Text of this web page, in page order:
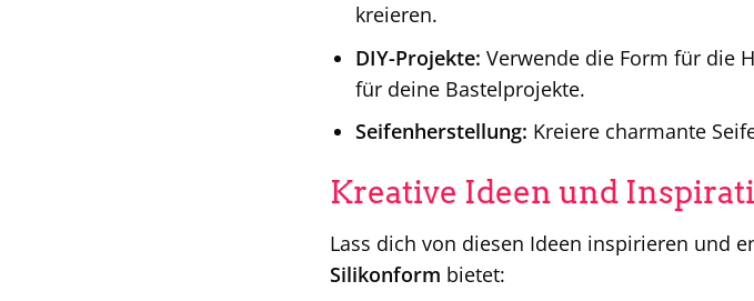
kreieren.
DIY-Projekte: Verwende die Form für die
für deine Bastelprojekte.
Seifenherstellung: Kreiere charmante
Kreative Ideen und
Lass dich von diesen Ideen inspirieren und
Silikonform bietet: